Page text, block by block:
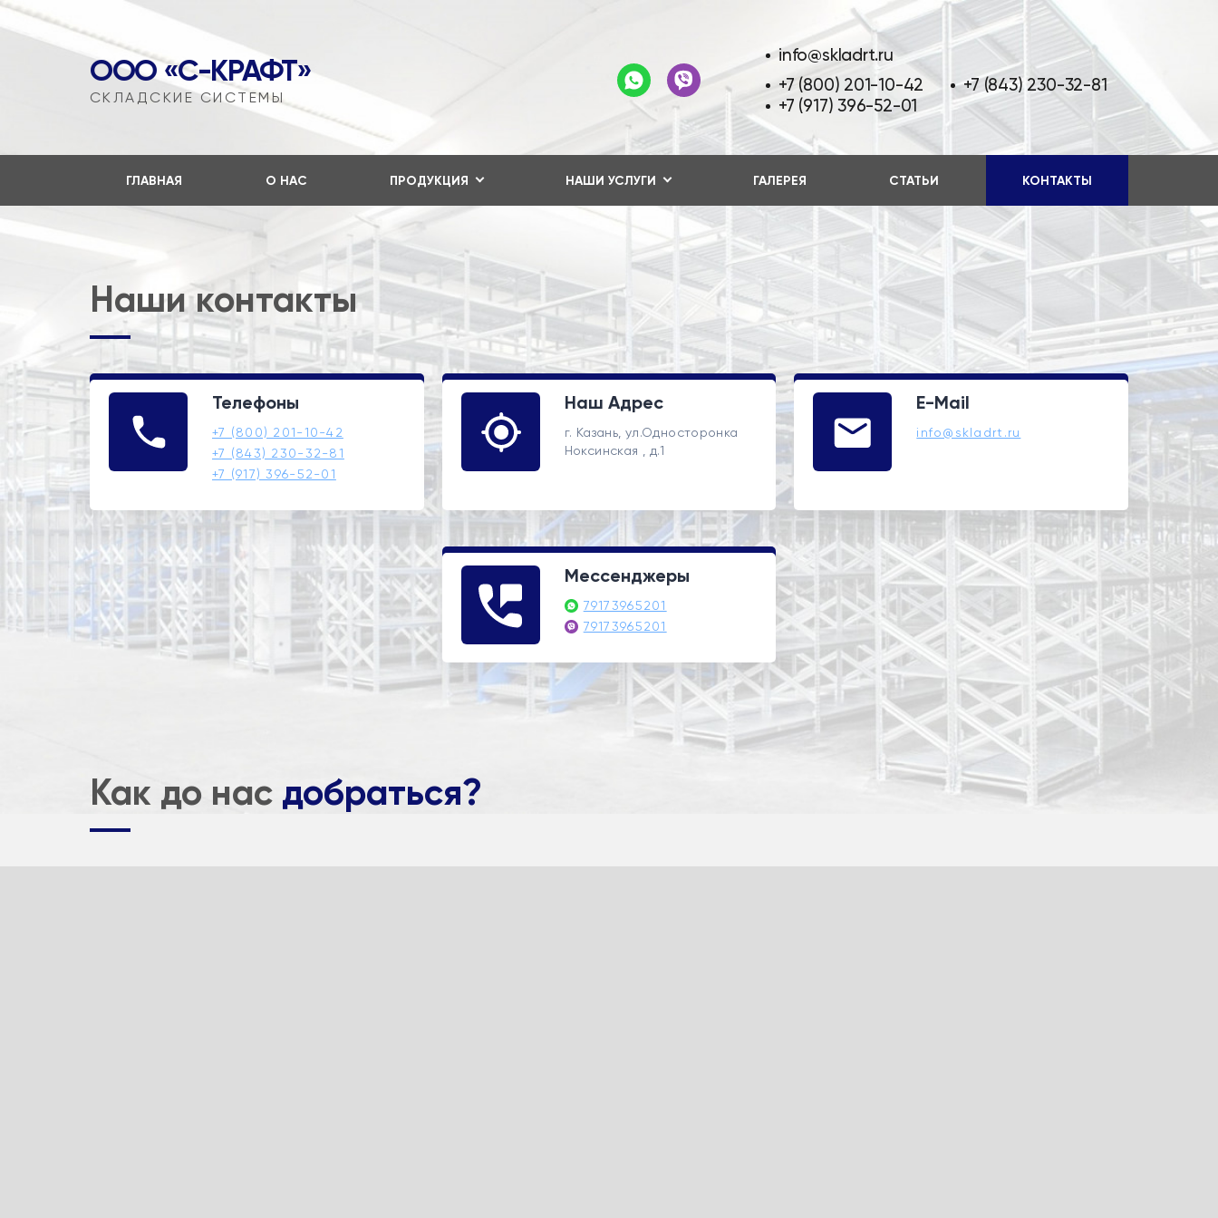
ООО «С-КРАФТ»
CКЛАДСКИЕ СИСТЕМЫ
info@skladrt.ru
+7 (800) 201-10-42
+7 (843) 230-32-81
+7 (917) 396-52-01
ГЛАВНАЯ О НАС ПРОДУКЦИЯ НАШИ УСЛУГИ ГАЛЕРЕЯ СТАТЬИ КОНТАКТЫ
Наши контакты
Телефоны
+7 (800) 201-10-42
+7 (843) 230-32-81
+7 (917) 396-52-01
Наш Адрес
г. Казань, ул.Односторонка
Ноксинская , д.1
E-Mail
info@skladrt.ru
Мессенджеры
79173965201
79173965201
Как до нас добраться?